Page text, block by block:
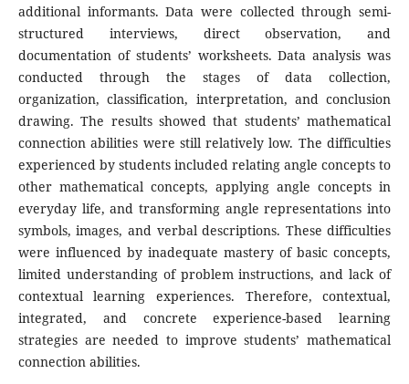
additional informants. Data were collected through semi-
structured interviews, direct observation, and
documentation of students’ worksheets. Data analysis was
conducted through the stages of data collection,
organization, classification, interpretation, and conclusion
drawing. The results showed that students’ mathematical
connection abilities were still relatively low. The difficulties
experienced by students included relating angle concepts to
other mathematical concepts, applying angle concepts in
everyday life, and transforming angle representations into
symbols, images, and verbal descriptions. These difficulties
were influenced by inadequate mastery of basic concepts,
limited understanding of problem instructions, and lack of
contextual learning experiences. Therefore, contextual,
integrated, and concrete experience-based learning
strategies are needed to improve students’ mathematical
connection abilities.